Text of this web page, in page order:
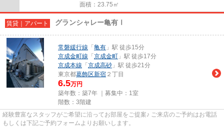
面積：23.75㎡
賃貸｜アパート グランシャレー亀有Ⅰ
常磐緩行線 「 亀有 」駅 徒歩15分
京成金町線 「 京成金町 」駅 徒歩17分
京成本線 「 京成高砂 」駅 徒歩21分
東京都葛飾区新宿 ２丁目
6.5万円
築年数：築7年 ｜募集中： 1室
階数：3階建
経験豊富なスタッフがご希望に沿ってお部屋をご提案♪ ご来店のご予約はお電話
もしくは下記ご予約フォームよりお願いします。